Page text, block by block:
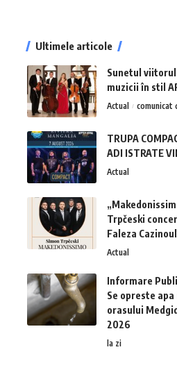
Ultimele articole
Sunetul
muzicii în stil
Actual comunicat
TRUPA
ADI ISTRATE
Actual
Trpčeski
Faleza
Actual
Informare
Se opreste apa
orasului
2026
la zi